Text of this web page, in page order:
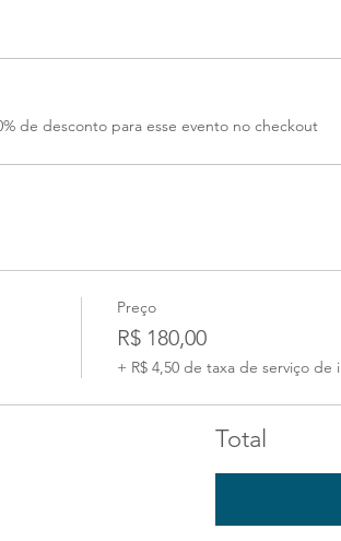
de desconto para esse evento no checkout
Preço
R$ 180,00
+ R$ 4,50 de taxa de serviço de
Total